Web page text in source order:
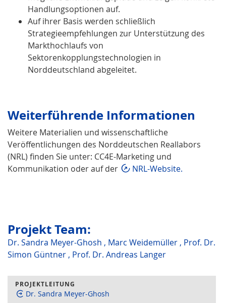
Handlungsoptionen auf.
Auf ihrer Basis werden schließlich
Strategieempfehlungen zur Unterstützung des
Markthochlaufs von
Sektorenkopplungstechnologien in
Norddeutschland abgeleitet.
Weiterführende Informationen
Weitere Materialien und wissenschaftliche
Veröffentlichungen des Norddeutschen Reallabors
(NRL) finden Sie unter: CC4E-Marketing und
Kommunikation oder auf der
NRL-Website.
Projekt Team:
Dr. Sandra Meyer-Ghosh , Marc Weidemüller , Prof. Dr.
Simon Güntner , Prof. Dr. Andreas Langer
PROJEKTLEITUNG
Dr. Sandra Meyer-Ghosh